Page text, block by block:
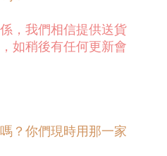
，我們相信提供送貨
如稍後有任何更新會
？你們現時用那一家